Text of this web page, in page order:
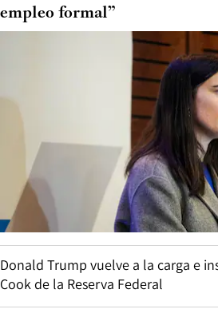
empleo formal”
Donald Trump vuelve a la carga e
Cook de la Reserva Federal